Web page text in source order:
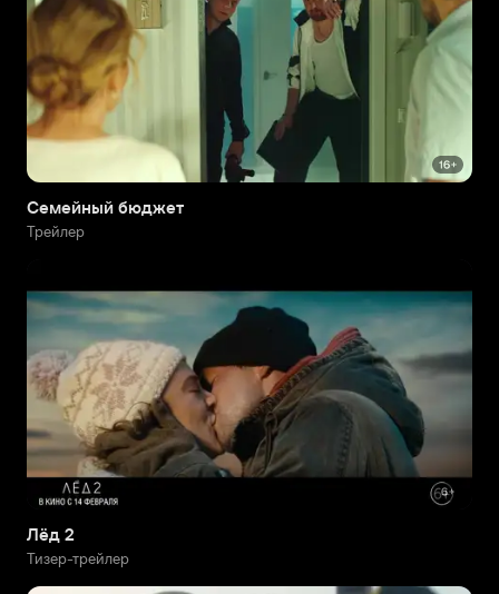
Семейный бюджет
Трейлер
Лёд 2
Тизер-трейлер